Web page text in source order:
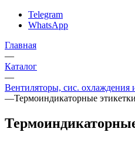
Telegram
WhatsApp
Главная
—
Каталог
—
Вентиляторы, сис. охлаждения
—Термоиндикаторные этикетки